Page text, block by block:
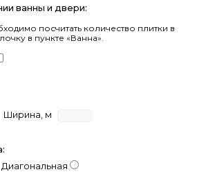
ванны и двери:
посчитать количество плитки в
в пункте «Ванна».
Ширина, м
Диагональная